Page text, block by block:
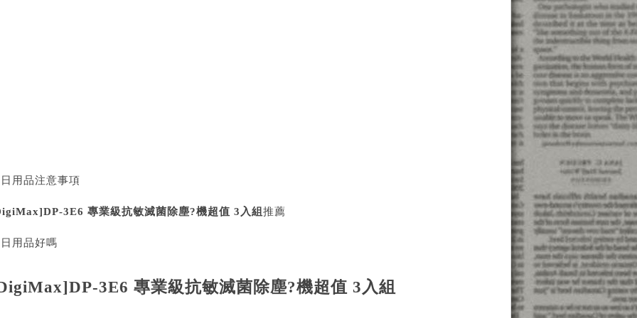
用品注意事項
3E6 專業級抗敏滅菌除塵?機超值 3入組 推薦
用品好嗎
3E6 專業級抗敏滅菌除塵?機超值 3入組